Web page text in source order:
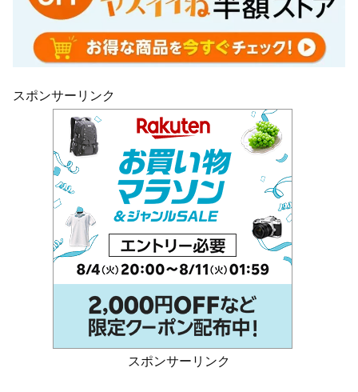
スポンサーリンク
スポンサーリンク